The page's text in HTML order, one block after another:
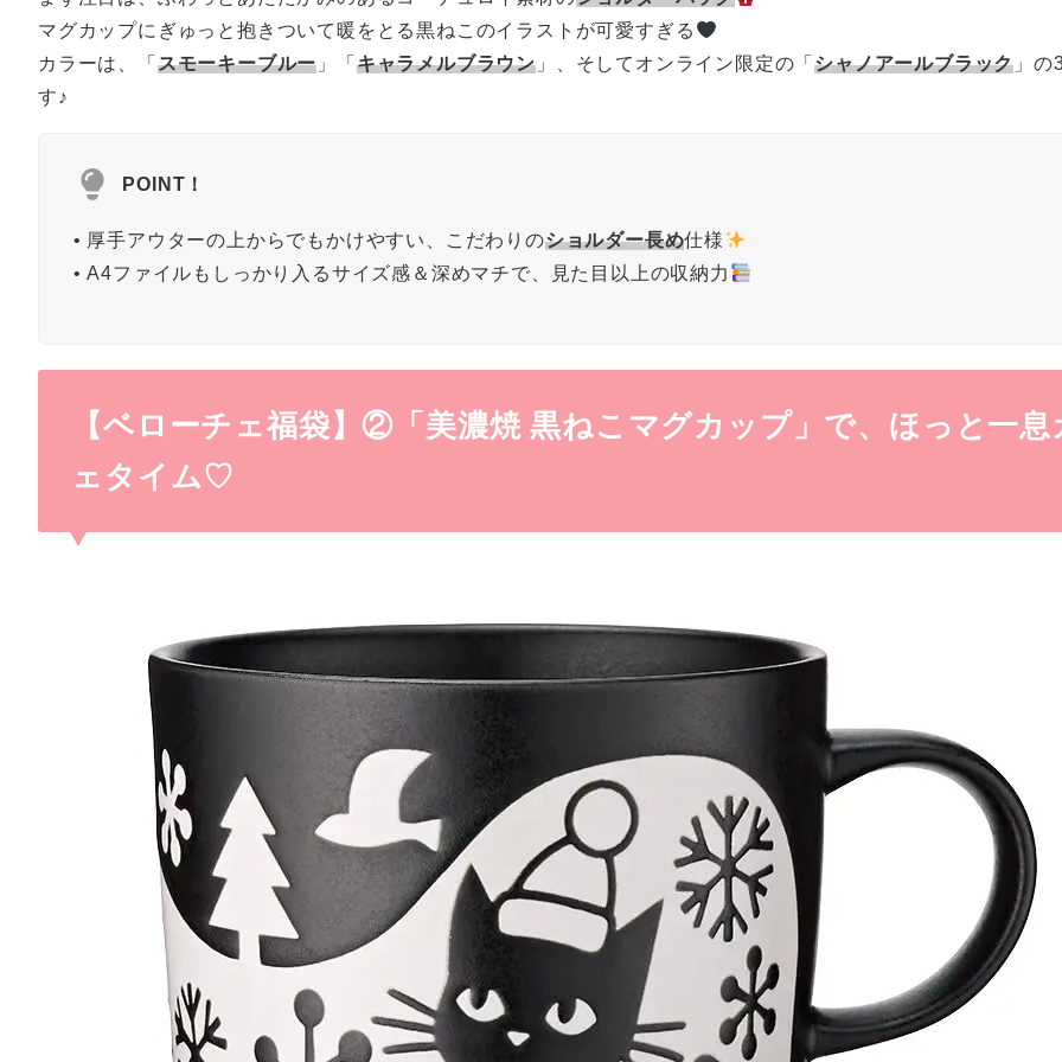
マグカップにぎゅっと抱きついて暖をとる黒ねこのイラストが可愛すぎる
カラーは、「 スモーキーブルー 」「 キャラメルブラウン 」、そしてオンライン限定の「シャノアールブラック 」の
す♪
POINT！
• 厚手アウターの上からでもかけやすい、こだわりのショルダー長め仕様
• A4ファイルもしっかり入るサイズ感＆深めマチで、見た目以上の収納力
【ベローチェ福袋】②「美濃焼 黒ねこマグカップ」で、ほっと一息
ェタイム♡